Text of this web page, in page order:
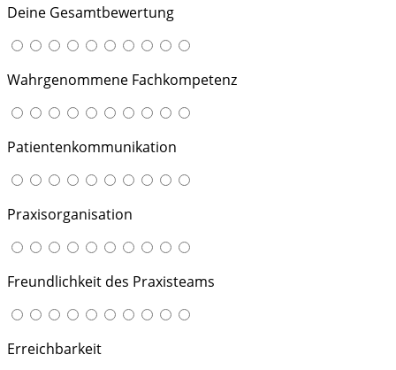
Deine Gesamtbewertung
Wahrgenommene Fachkompetenz
Patientenkommunikation
Praxisorganisation
Freundlichkeit des Praxisteams
Erreichbarkeit